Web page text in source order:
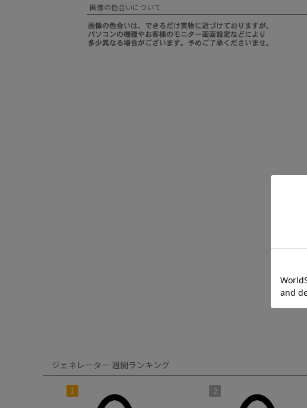
画像の色合いについて
ジェネレーター 週間ランキング
1 2